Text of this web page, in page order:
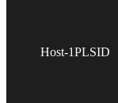
Host-1PLSID